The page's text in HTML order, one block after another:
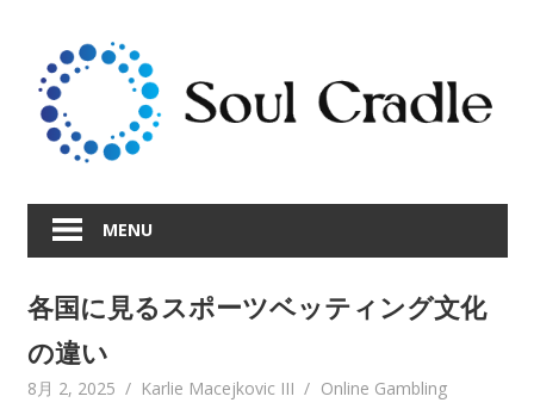
content
MENU
各国に見るスポーツベッティング文化
の違い
8月 2, 2025 Karlie Macejkovic III Online Gambling